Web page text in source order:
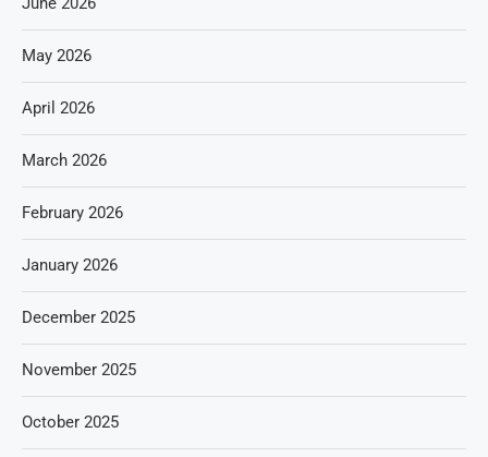
May 2026
April 2026
March 2026
February 2026
January 2026
December 2025
November 2025
October 2025